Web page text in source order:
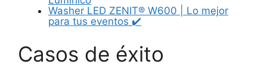
Washer LED ZENIT® W600 | Lo mejor
para tus eventos ✔️
Casos de éxito